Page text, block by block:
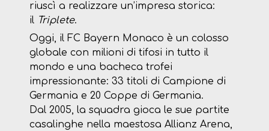
riuscì a realizzare un’impresa storica:
il Triplete.
Oggi, il FC Bayern Monaco è un colosso
globale con milioni di tifosi in tutto il
mondo e una bacheca trofei
impressionante: 33 titoli di Campione di
Germania e 20 Coppe di Germania.
Dal 2005, la squadra gioca le sue partite
casalinghe nella maestosa Allianz Arena,